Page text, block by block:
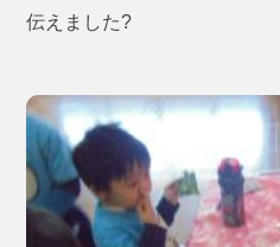
伝えました?